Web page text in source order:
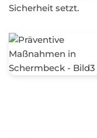
Sicherheit setzt.